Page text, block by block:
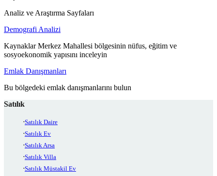
Analiz ve Araştırma Sayfaları
Demografi Analizi
Kaynaklar Merkez Mahallesi bölgesinin nüfus, eğitim ve
sosyoekonomik yapısını inceleyin
Emlak Danışmanları
Bu bölgedeki emlak danışmanlarını bulun
Satılık
Satılık Daire
Satılık Ev
Satılık Arsa
Satılık Villa
Satılık Müstakil Ev